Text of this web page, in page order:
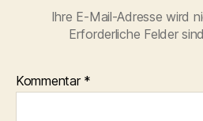
Ihre E-Mail-Adresse wird
Erforderliche Felder
Kommentar *